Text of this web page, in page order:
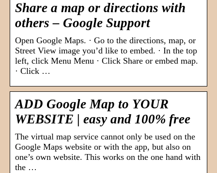
Share a map or directions with
others – Google Support
Open Google Maps. · Go to the directions, map, or
Street View image you’d like to embed. · In the top
left, click Menu Menu · Click Share or embed map.
· Click …
ADD Google Map to YOUR
WEBSITE | easy and 100% free
The virtual map service cannot only be used on the
Google Maps website or with the app, but also on
one’s own website. This works on the one hand with
the …